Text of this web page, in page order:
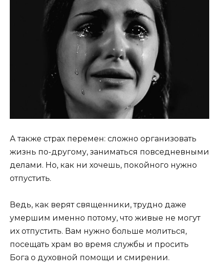
А также страх перемен: сложно организовать
жизнь по-другому, заниматься повседневными
делами. Но, как ни хочешь, покойного нужно
отпустить.
Ведь, как верят священники, трудно даже
умершим именно потому, что живые не могут
их отпустить. Вам нужно больше молиться,
посещать храм во время службы и просить
Бога о духовной помощи и смирении.